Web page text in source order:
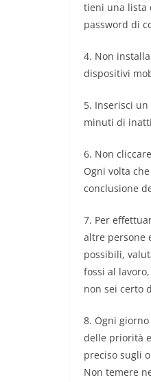
tieni una lista
password di
4. Non
dispositivi
5. Inserisci
minuti di
6. Non
Ogni volta
conclusione
7. Per
altre persone
possibili,
fossi al
non sei certo
8. Ogni
delle priorità
preciso sugli
Non temere